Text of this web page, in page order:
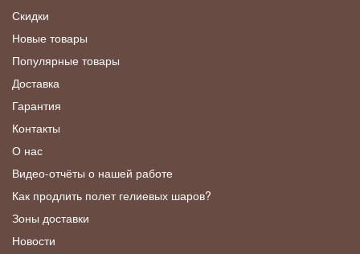
Скидки
Новые товары
Популярные товары
Доставка
Гарантия
Контакты
О нас
Видео-отчёты о нашей работе
Как продлить полет гелиевых шаров?
Зоны доставки
Новости